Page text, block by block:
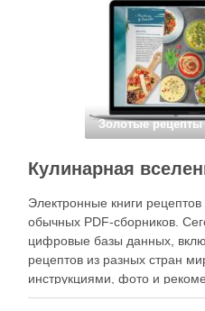
кухне. Главное — …
Золотые рецепты
Электронные книги
обычных PDF-сборников.
цифровые базы данных,
рецептов из разных стран
инструкциями, фото и
приготовлению. В отличие